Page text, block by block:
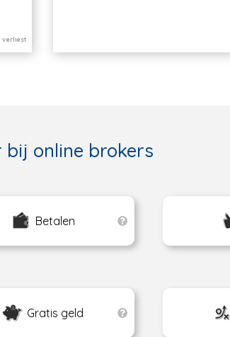
verliest
bij online brokers
Betalen
Gratis geld